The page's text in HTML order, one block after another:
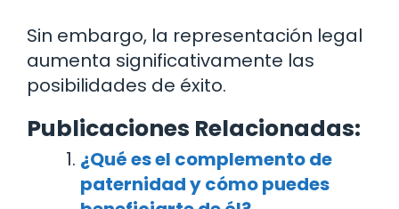
Sin embargo, la representación legal
aumenta significativamente las
posibilidades de éxito.
Publicaciones Relacionadas:
¿Qué es el complemento de
paternidad y cómo puedes